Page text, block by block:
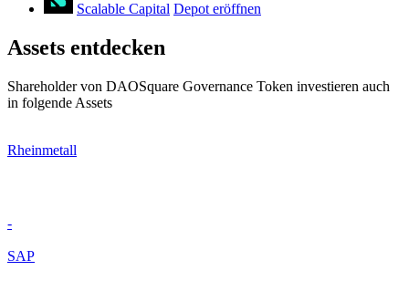
Scalable Capital Depot eröffnen
Assets entdecken
Shareholder von DAOSquare Governance Token investieren auch
in folgende Assets
Rheinmetall
-
SAP